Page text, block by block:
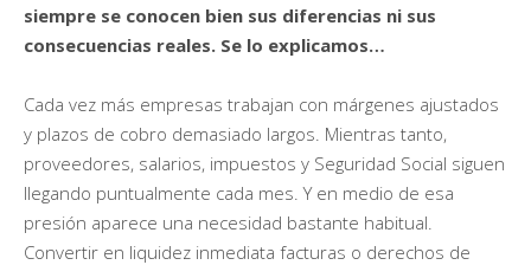
siempre se conocen bien sus diferencias ni sus
consecuencias reales. Se lo explicamos…
Cada vez más empresas trabajan con márgenes ajustados
y plazos de cobro demasiado largos. Mientras tanto,
proveedores, salarios, impuestos y Seguridad Social siguen
llegando puntualmente cada mes. Y en medio de esa
presión aparece una necesidad bastante habitual.
Convertir en liquidez inmediata facturas o derechos de